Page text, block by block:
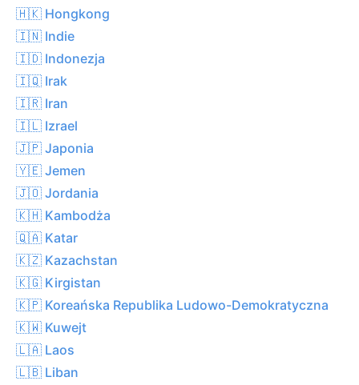
🇭🇰 Hongkong
🇮🇳 Indie
🇮🇩 Indonezja
🇮🇶 Irak
🇮🇷 Iran
🇮🇱 Izrael
🇯🇵 Japonia
🇾🇪 Jemen
🇯🇴 Jordania
🇰🇭 Kambodża
🇶🇦 Katar
🇰🇿 Kazachstan
🇰🇬 Kirgistan
🇰🇵 Koreańska Republika Ludowo-Demokratyczna
🇰🇼 Kuwejt
🇱🇦 Laos
🇱🇧 Liban